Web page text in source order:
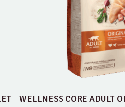
WELLNESS CORE ADULT